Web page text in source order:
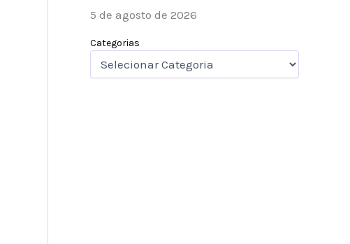
5 de agosto de 2026
Categorias